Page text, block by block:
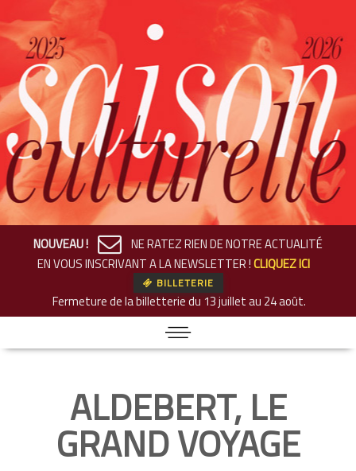
NOUVEAU !
NE RATEZ RIEN DE NOTRE ACTUALITÉ
EN VOUS INSCRIVANT A LA NEWSLETTER !CLIQUEZ ICI
BILLETERIE
Fermeture de la billetteriedu 13 juillet au 24 août.
ALDEBERT, LE
GRAND VOYAGE